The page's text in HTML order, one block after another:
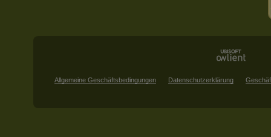
Allgemeine Geschäftsbedingungen Datenschutzerklärung